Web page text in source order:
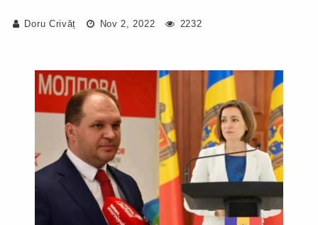
Doru Crivăț Nov 2, 2022 2232